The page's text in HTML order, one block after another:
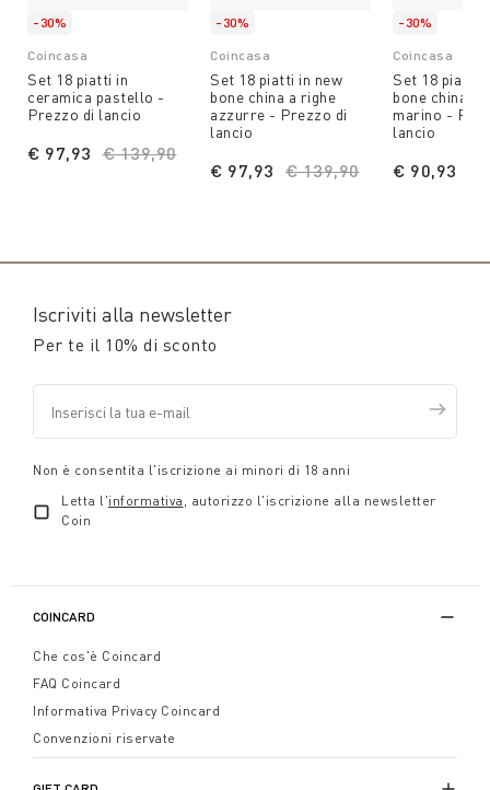
-30%
Coincasa
Set 18 piatti in
ceramica pastello -
Prezzo di lancio
Price reduced from
€ 139,90to
€ 97,93
-30%
Coincasa
Set 18 piatti in new
bone china a righe
azzurre - Prezzo di
lancio
Price reduced from
€ 139,90to
€ 97,93
-30%
Coincasa
Set 18 piatti
bone china
marino -
lancio
€ 90,93
Iscriviti alla newsletter
Per te il 10% di sconto
Non è consentita l'iscrizione ai minori di 18 anni
Letta l'informativa , autorizzo l'iscrizione alla newsletter
Coin
COINCARD
Che cos'è Coincard
FAQ Coincard
Informativa Privacy Coincard
Convenzioni riservate